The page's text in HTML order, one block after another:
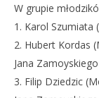
W grupie
1. Karol Szumiata
2. Hubert Kordas
Jana
3. Filip Dziedzic